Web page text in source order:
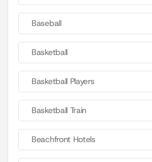
Baseball
Basketball
Basketball Players
Basketball Train
Beachfront Hotels